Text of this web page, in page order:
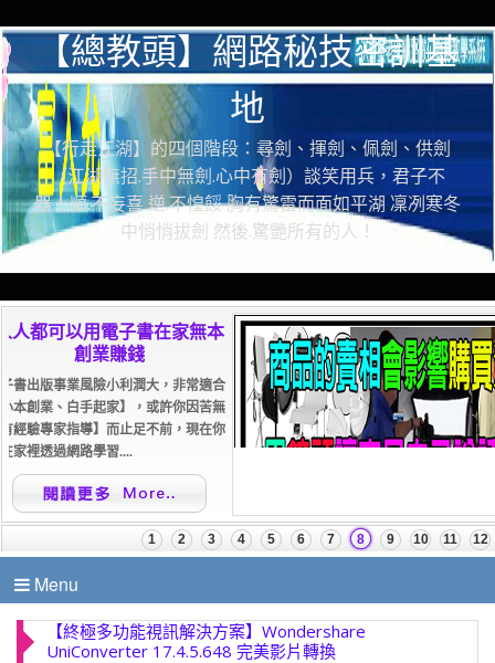
【總教頭】網路秘技密訓基
地
【行走江湖】的四個階段：尋劍、揮劍、佩劍、供劍
（江湖無招.手中無劍.心中有劍）談笑用兵，君子不
器！順.不妄喜 逆.不惶餒 胸有驚雷而面如平湖 凜冽寒冬
中悄悄拔劍 然後.驚艷所有的人！
Menu
【終極多功能視訊解決方案】Wondershare
UniConverter 17.4.5.648 完美影片轉換